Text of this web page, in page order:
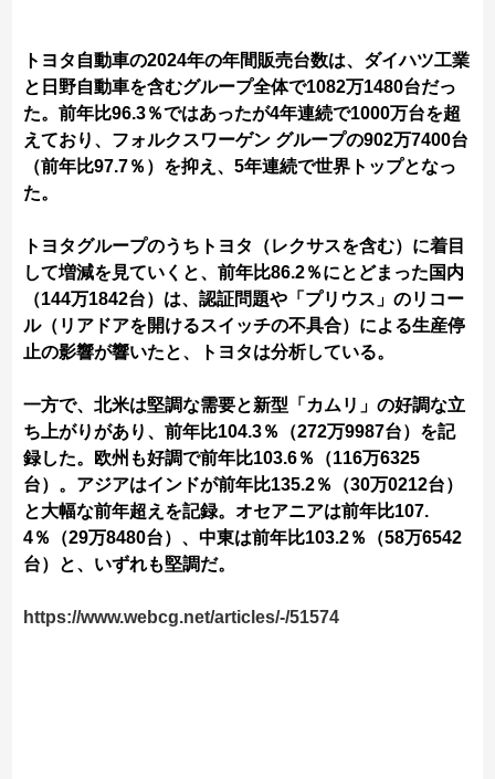
トヨタ自動車の2024年の年間販売台数は、ダイハツ工業
と日野自動車を含むグループ全体で1082万1480台だっ
た。前年比96.3％ではあったが4年連続で1000万台を超
えており、フォルクスワーゲン グループの902万7400台
（前年比97.7％）を抑え、5年連続で世界トップとなっ
た。
トヨタグループのうちトヨタ（レクサスを含む）に着目
して増減を見ていくと、前年比86.2％にとどまった国内
（144万1842台）は、認証問題や「プリウス」のリコー
ル（リアドアを開けるスイッチの不具合）による生産停
止の影響が響いたと、トヨタは分析している。
一方で、北米は堅調な需要と新型「カムリ」の好調な立
ち上がりがあり、前年比104.3％（272万9987台）を記
録した。欧州も好調で前年比103.6％（116万6325
台）。アジアはインドが前年比135.2％（30万0212台）
と大幅な前年超えを記録。オセアニアは前年比107.
4％（29万8480台）、中東は前年比103.2％（58万6542
台）と、いずれも堅調だ。
https://www.webcg.net/articles/-/51574